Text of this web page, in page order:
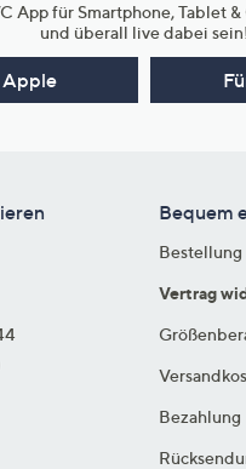
App für Smartphone, Tablet
und überall live dabei
Apple
Bequem
Bestellung
Vertrag
Bezahlung